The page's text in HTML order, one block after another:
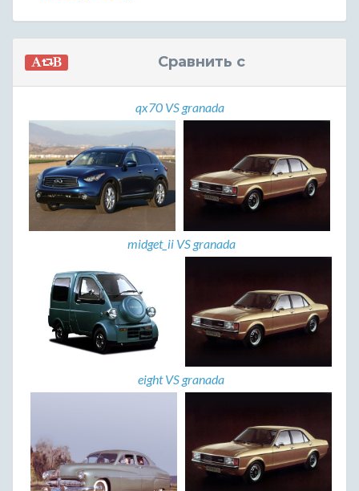
Сравнить с
qx70 VS granada
midget_ii VS granada
eight VS granada